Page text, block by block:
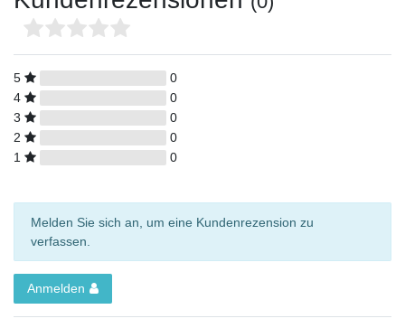
5
0
4
0
3
0
2
0
1
0
Melden Sie sich an, um eine Kundenrezension zu
verfassen.
Anmelden